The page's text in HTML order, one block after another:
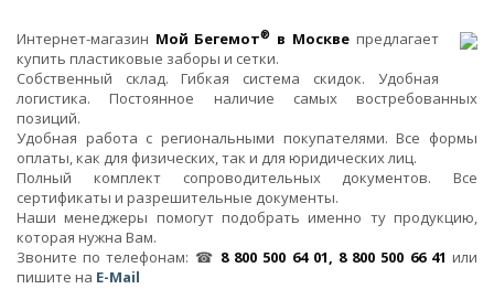
Интернет-магазин Мой Бегемот® в Москвепредлагает
купить пластиковые заборы и сетки.
Собственный склад. Гибкая система скидок. Удобная
логистика. Постоянное наличие самых востребованных
позиций.
Удобная работа с региональными покупателями. Все формы
оплаты, как для физических, так и для юридических лиц.
Полный комплект сопроводительных документов. Все
сертификаты и разрешительные документы.
Наши менеджеры помогут подобрать именно ту продукцию,
которая нужна Вам.
Звоните по телефонам: ☎ 8 800 500 64 01, 8 800 500 66 41 или
пишите на E-Mail